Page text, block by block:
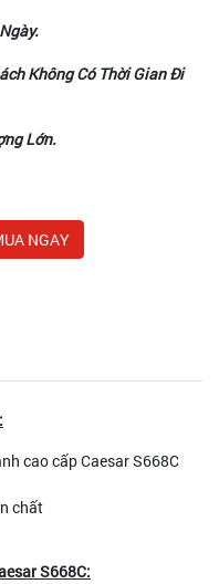
Không Có Thời Gian Đi
Lớn.
NGAY
cao cấp Caesar S668C
chất
S668C: